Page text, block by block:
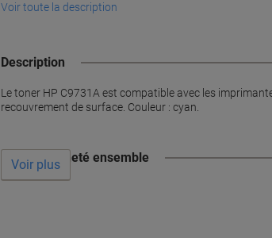
Voir toute la description
Description
Le toner HP C9731A est compatible avec les
recouvrement de surface. Couleur : cyan.
Souvent acheté ensemble
Voir plus